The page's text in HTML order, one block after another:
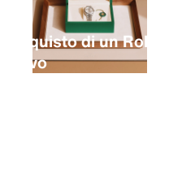
L’acquisto di un Rolex
nuovo